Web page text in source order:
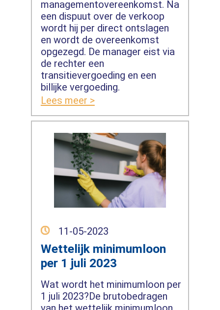
managementovereenkomst. Na
een dispuut over de verkoop
wordt hij per direct ontslagen
en wordt de overeenkomst
opgezegd. De manager eist via
de rechter een
transitievergoeding en een
billijke vergoeding.
Lees meer >
11-05-2023
Wettelijk minimumloon
per 1 juli 2023
Wat wordt het minimumloon per
1 juli 2023?De brutobedragen